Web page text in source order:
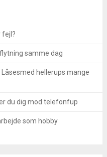
fejl?
samme dag
hellerups mange
du dig mod telefonfup
som hobby